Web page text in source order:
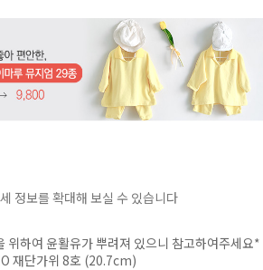
정보를 확대해 보실 수 있습니다
위하여 윤활유가 뿌려져 있으니 참고하여주세요*
재단가위 8호 (20.7cm)